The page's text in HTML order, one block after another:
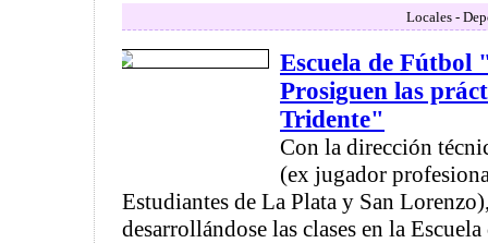
Locales -
Escuela de Fútbol
Prosiguen las
Tridente"
Con la dirección
(ex jugador
Estudiantes de La Plata y San
desarrollándose las clases en la